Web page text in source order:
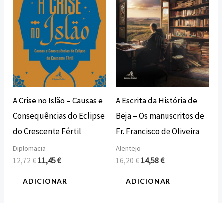
A Crise no Islão – Causas e
Consequências do Eclipse
do Crescente Fértil
Diplomacia
12,72€ 11,45€
ADICIONAR
A Escrita da História de
Beja – Os manuscritos de
Fr. Francisco de Oliveira
Alentejo
16,20€ 14,58€
ADICIONAR